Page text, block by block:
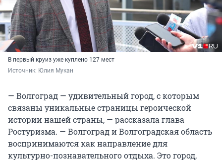
В первый круиз уже куплено 127 мест
Источник: Юлия Мукан
— Волгоград — удивительный город, с которым
связаны уникальные страницы героической
истории нашей страны, — рассказала глава
Ростуризма. — Волгоград и Волгоградская область
воспринимаются как направление для
культурно-познавательного отдыха. Это город,